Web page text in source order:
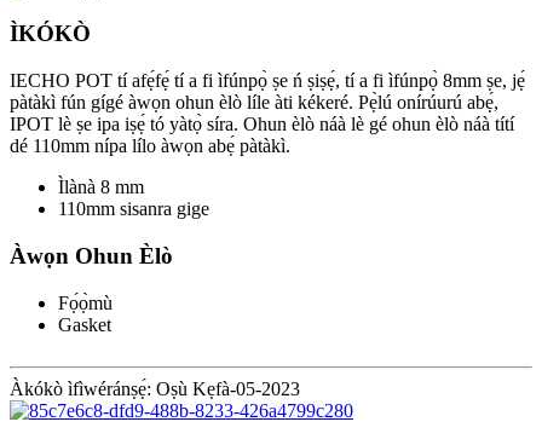
ÌKÓKÒ
IECHO POT tí afẹ́fẹ́ tí a fi ìfúnpọ̀ ṣe ń ṣiṣẹ́, tí a fi ìfúnpọ̀ 8mm ṣe, jẹ́
pàtàkì fún gígé àwọn ohun èlò líle àti kékeré. Pẹ̀lú onírúurú abẹ́,
IPOT lè ṣe ipa iṣẹ́ tó yàtọ̀ síra. Ohun èlò náà lè gé ohun èlò náà títí
dé 110mm nípa lílo àwọn abẹ́ pàtàkì.
Ìlànà 8 mm
110mm sisanra gige
Àwọn Ohun Èlò
Fọ́ọ̀mù
Gasket
Àkókò ìfìwéránṣẹ́: Oṣù Kẹfà-05-2023